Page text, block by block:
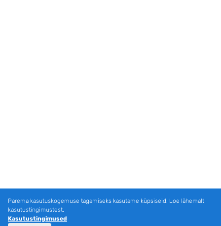
Parema kasutuskogemuse tagamiseks kasutame küpsiseid. Loe lähemalt
kasutustingimustest.
Kasutustingimused